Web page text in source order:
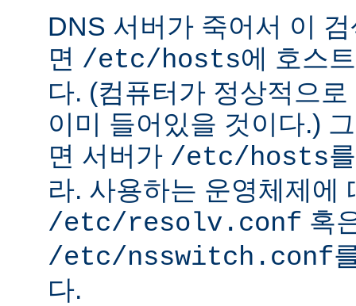
DNS 서버가 죽어서 이
면 /etc/hosts에 호스
다. (컴퓨터가 정상적으
이미 들어있을 것이다.)
면 서버가 /etc/hosts
라. 사용하는 운영체제에
/etc/resolv.conf 혹
/etc/nsswitch.conf
다.